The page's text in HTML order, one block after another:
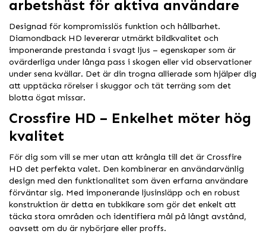
arbetshäst för aktiva användare
Designad för kompromisslös funktion och hållbarhet.
Diamondback HD levererar utmärkt bildkvalitet och
imponerande prestanda i svagt ljus – egenskaper som är
ovärderliga under långa pass i skogen eller vid observationer
under sena kvällar. Det är din trogna allierade som hjälper dig
att upptäcka rörelser i skuggor och tät terräng som det
blotta ögat missar.
Crossfire HD – Enkelhet möter hög
kvalitet
För dig som vill se mer utan att krångla till det är Crossfire
HD det perfekta valet. Den kombinerar en användarvänlig
design med den funktionalitet som även erfarna användare
förväntar sig. Med imponerande ljusinsläpp och en robust
konstruktion är detta en tubkikare som gör det enkelt att
täcka stora områden och identifiera mål på långt avstånd,
oavsett om du är nybörjare eller proffs.